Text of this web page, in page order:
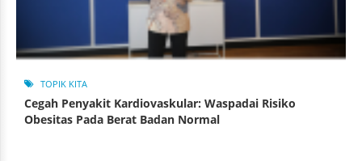
TOPIK KITA
Cegah Penyakit Kardiovaskular: Waspadai Risiko
Obesitas Pada Berat Badan Normal